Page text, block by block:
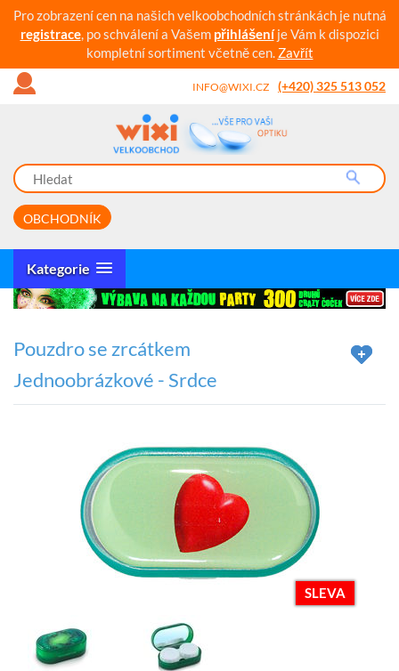
Pro zobrazení cen na našich velkoobchodních stránkách je nutná
registrace, po schválení a Vašem přihlášeníje Vám k dispozici
kompletní sortiment včetně cen. Zavřít
INFO@WIXI.CZ (+420) 325 513 052
OBCHODNÍK
Kategorie
Pouzdro se zrcátkem
Jednoobrázkové - Srdce
SLEVA